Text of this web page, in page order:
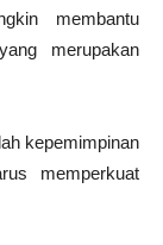
membantu
merupakan
kepemimpinan
memperkuat